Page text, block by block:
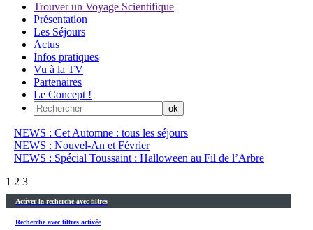
Trouver un Voyage Scientifique
Présentation
Les Séjours
Actus
Infos pratiques
Vu à la TV
Partenaires
Le Concept !
NEWS : Cet Automne : tous les séjours
NEWS : Nouvel-An et Février
NEWS : Spécial Toussaint : Halloween au Fil de l’Arbre
1 2 3
Activer la recherche avec filtres
Recherche avec filtres activée